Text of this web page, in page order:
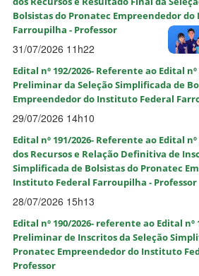
Bolsistas do Pronatec Empreendedor
Farroupilha - Professor
31/07/2026 11h22
Edital nº 192/2026- Referente ao Edital
Preliminar da Seleção Simplificada de
Empreendedor do Instituto Federal
29/07/2026 14h10
Edital nº 191/2026- Referente ao Edital
dos Recursos e Relação Definitiva de
Simplificada de Bolsistas do Pronatec
Instituto Federal Farroupilha - Professor
28/07/2026 15h13
Edital nº 190/2026- referente ao Edital nº
Preliminar de Inscritos da Seleção
Pronatec Empreendedor do Instituto
Professor